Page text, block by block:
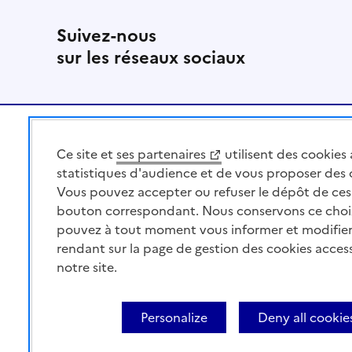
Suivez-nous
sur les réseaux sociaux
Pied de page
MINISTÈRE
DE L'AGRICULTURE
DE L'AGRO-ALIMENTAIRE
ET DE LA SOUVERAINETÉ
ALIMENTAIRE
Plan du site
Accessibilité : partiellement
Cookies Paramètres d'affichage
Ce site et ses partenaires
utilisent des cookies
statistiques d'audience et de vous proposer
Vous pouvez accepter ou refuser le dépôt de
bouton correspondant. Nous conservons ce
pouvez à tout moment vous informer et
rendant sur la page de gestion des cookies
notre site.
Deny all
Personalize